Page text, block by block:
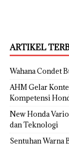
ARTIKEL
Wahana Condet
AHM Gelar
Kompetensi
New Honda
dan Teknologi
Sentuhan Warna